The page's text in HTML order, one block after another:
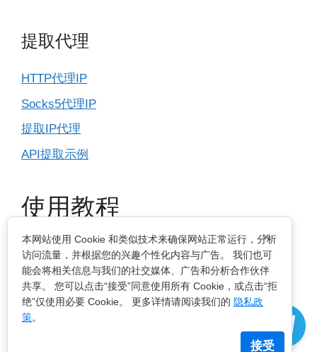
提取代理
HTTP代理IP
Socks5代理IP
提取IP代理
API提取示例
使用教程
IP基本设置
指纹浏览器
电脑浏览器
×
本网站使用 Cookie 和类似技术来确保网站正常运行，分析
访问流量，并根据您的兴趣个性化内容与广告。 我们也可
能会将相关信息与我们的社交媒体、广告和分析合作伙伴
共享。 您可以点击“接受”同意使用所有 Cookie，或点击“拒
绝”仅使用必要 Cookie。 更多详情请阅读我们的 隐私政
策。
接受